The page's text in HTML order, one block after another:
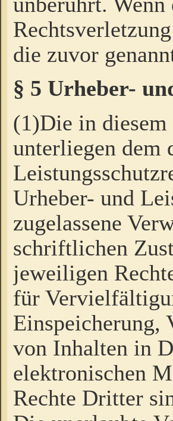
die zuvor
§ 5 Urheber-
(1)Die in
unterliegen dem
Urheber- und
zugelassene
schriftlichen
jeweiligen
für
Einspeicherung,
von Inhalten in
elektronischen
Rechte Dritter